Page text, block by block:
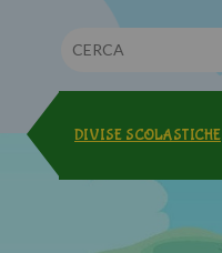
DIVISE SCOLASTICHE